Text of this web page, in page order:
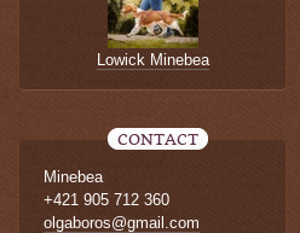
Lowick Minebea
CONTACT
Minebea
+421 905 712 360
olgaboros@gmail.com